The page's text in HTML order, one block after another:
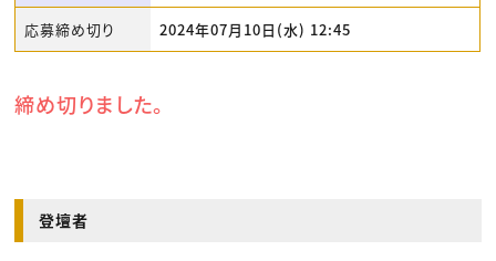
応募締め切り 2024年07月10日(水) 12:45
締め切りました。
登壇者